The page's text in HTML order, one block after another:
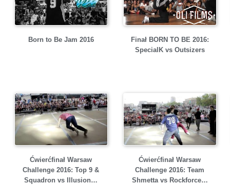
Born to Be Jam 2016
Finał BORN TO BE 2016:
SpecialK vs Outsizers
Ćwierćfinał Warsaw
Challenge 2016: Top 9 &
Squadron vs Illusion…
Ćwierćfinał Warsaw
Challenge 2016: Team
Shmetta vs Rockforce…